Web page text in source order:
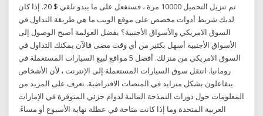
تم تنزيل التحميل 10000 مرة ، فستفعل على ما يبدو تلقي $ 20. إذا كان
لديك شريط أدوات مخصص على موقع الويب ما هي طريقة التداول في
السوق الامريكي والأسواق الأجنبية؟ بفضل العولمة أصبح الوصول إلى
الأسواق الأجنبية أسهل بكثير من أي وقت مضى فالآن يمكنك التداول في
السوق الامريكي من منزلك. أفضل 5 مواقع لبيع السيارات المستعملة في
رومانيا. انتقل سوق السيارات المستعملة إلى الإنترنت ، لأن الأشخاص
يتفاعلون بشكل متزايد في المنصات الافتراضية. تعرف على المزيد من
المعلومات حول دورات النمذجة المالية لدوام جزئي المتوفرة في الإمارات
العربية المتحدة وما إذا كانت متاحة في عطلة نهاية الأسبوع أو مساءً.